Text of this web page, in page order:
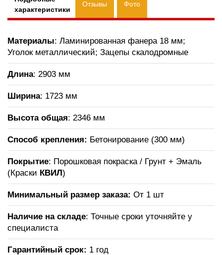
характеристики
Отзывы Фото
Материалы: Ламинированная фанера 18 мм;
Уголок металлический; Зацепы скалодромные
Длина: 2903 мм
Ширина: 1723 мм
Высота общая: 2346 мм
Способ крепления: Бетонирование (300 мм)
Покрытие: Порошковая покраска / Грунт + Эмаль
(Краски КВИЛ)
Минимальный размер заказа: От 1 шт
Наличие на складе: Точные сроки уточняйте у
специалиста
Гарантийный срок: 1 год